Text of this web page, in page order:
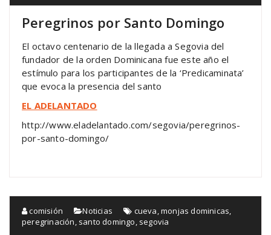
Peregrinos por Santo Domingo
El octavo centenario de la llegada a Segovia del
fundador de la orden Dominicana fue este año el
estímulo para los participantes de la ‘Predicaminata’
que evoca la presencia del santo
EL ADELANTADO
http://www.eladelantado.com/segovia/peregrinos-
por-santo-domingo/
comisión Noticias cueva,monjas dominicas,
peregrinación, santo domingo, segovia